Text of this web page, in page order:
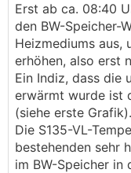
Erst ab ca. 08:40
den BW-Speicher-
Heizmediums aus,
erhöhen, also erst
Ein Indiz, dass die
erwärmt wurde ist
(siehe erste Grafik).
Die S135-VL-
bestehenden sehr
im BW-Speicher in